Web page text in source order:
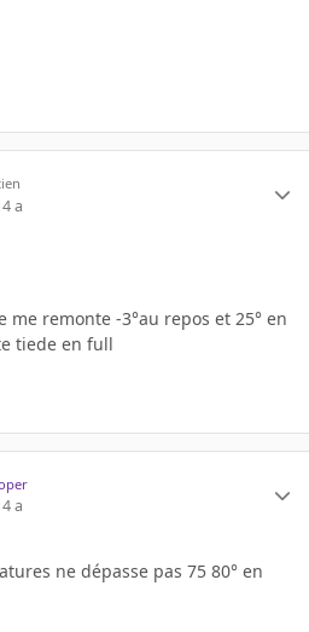
a
me remonte -3°au repos et 25° en
tiede en full
a
ne dépasse pas 75 80° en